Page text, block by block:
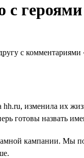
с
с
изменила их
готовы назвать
кампании. Мы